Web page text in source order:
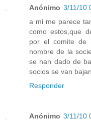
Anónimo 3/11/10
a mi me parece
como estos,que
por el comite de
nombre de la
se han dado de
socios se van
Responder
Anónimo 3/11/10